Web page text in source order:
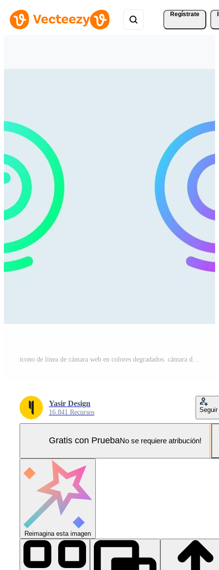
Regístrate
Yasir Design
16.841 Recursos Seguir
Gratis con PruebaNo se requiere atribución!
Reimagina esta imagen